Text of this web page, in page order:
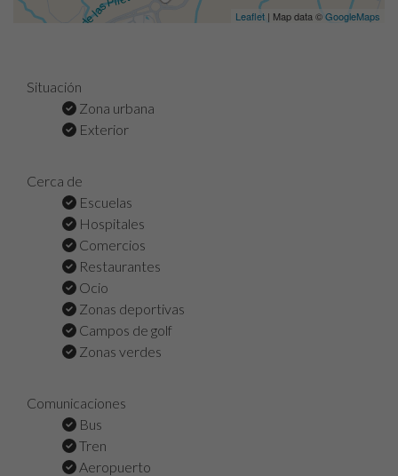
Leaflet | Map data ©GoogleMaps
Situación
Zona urbana
Exterior
Cerca de
Escuelas
Hospitales
Comercios
Restaurantes
Ocio
Zonas deportivas
Campos de golf
Zonas verdes
Comunicaciones
Bus
Tren
Aeropuerto